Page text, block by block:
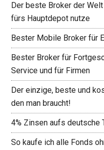
Der beste Broker der
fürs Hauptdepot nutze
Bester Mobile Broker für
Bester Broker für
Service und für Firmen
Der einzige, beste und
den man braucht!
4% Zinsen aufs deutsche
So kaufe ich alle Fonds